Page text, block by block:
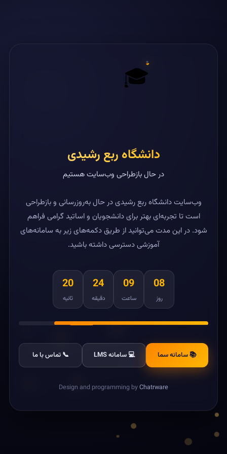
🎓
دانشگاه ربع رشیدی
در حال بازطراحی وب‌سایت هستیم
وب‌سایت دانشگاه ربع رشیدی در حال به‌روزرسانی و بازطراحی
است تا تجربه‌ای بهتر برای دانشجویان و اساتید گرامی فراهم
شود. در این مدت می‌توانید از طریق دکمه‌های زیر به سامانه‌های
آموزشی دسترسی داشته باشید.
08
روز
09
ساعت
24
دقیقه
20
ثانیه
📚 سامانه سما 💻 سامانه LMS 📞 تماس با ما
Design and programming byChatrware